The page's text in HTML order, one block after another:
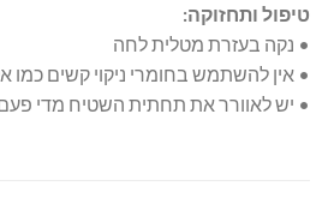
טיפול ותחזוקה:
• נקה בעזרת מטלית לחה
• אין להשתמש בחומרי ניקוי קשים כמו
• יש לאוורר את תחתית השטיח מדי